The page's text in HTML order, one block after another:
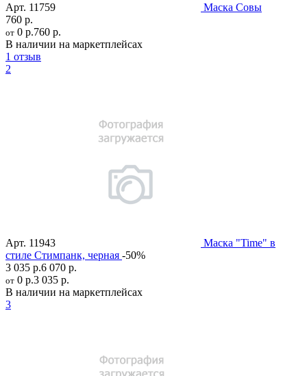
Арт. 11759
Маска Совы
760 р.
от 0 р.760 р.
В наличии на маркетплейсах
1 отзыв
2
Арт. 11943
Маска "Time" в
стиле Стимпанк, черная -50%
3 035 р.6 070 р.
от 0 р.3 035 р.
В наличии на маркетплейсах
3